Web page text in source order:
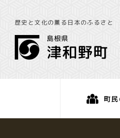
歴史と文化の薫る日本のふるさと
町